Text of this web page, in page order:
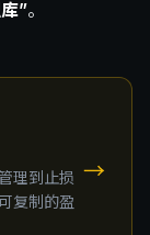
”。
理到止损
复制的盈
→